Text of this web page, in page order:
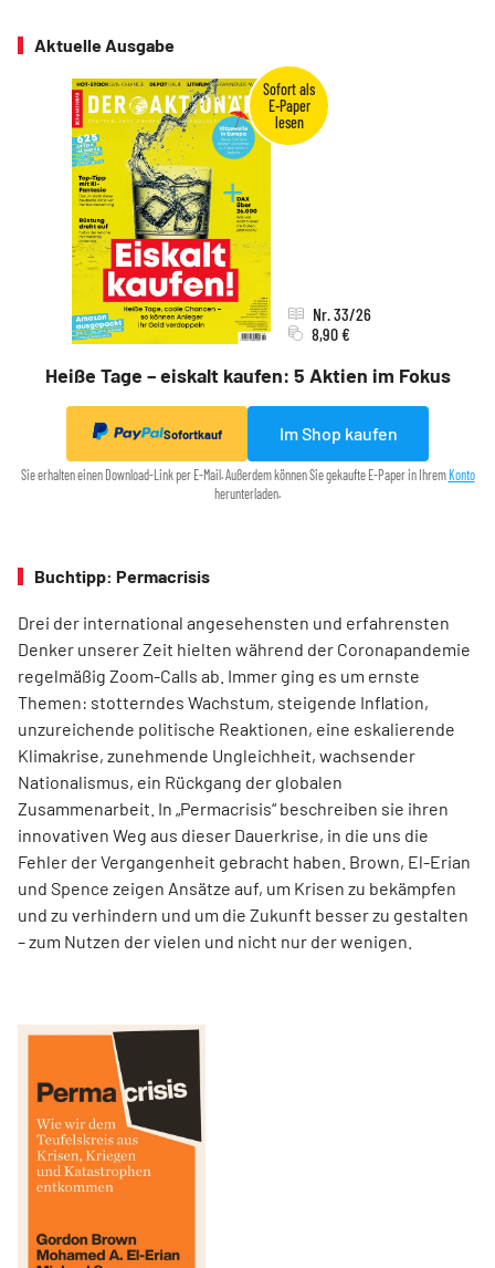
Aktuelle Ausgabe
Heiße Tage – eiskalt kaufen: 5 Aktien im Fokus
Nr. 33/26
8,90 €
Sofortkauf Im Shop kaufen
Sie erhalten einen Download-Link per E-Mail. Außerdem können Sie gekaufte E-Paper in Ihrem Konto
herunterladen.
Buchtipp: Permacrisis
Drei der international angesehensten und erfahrensten
Denker unserer Zeit hielten während der Coronapandemie
regelmäßig Zoom-Calls ab. Immer ging es um ernste
Themen: stotterndes Wachstum, steigende Inflation,
unzureichende politische Reaktionen, eine eskalierende
Klimakrise, zunehmende Ungleichheit, wachsender
Nationalismus, ein Rückgang der globalen
Zusammenarbeit. In „Permacrisis“ beschreiben sie ihren
innovativen Weg aus dieser Dauerkrise, in die uns die
Fehler der Vergangenheit gebracht haben. Brown, El-Erian
und Spence zeigen Ansätze auf, um Krisen zu bekämpfen
und zu verhindern und um die Zukunft besser zu gestalten
– zum Nutzen der vielen und nicht nur der wenigen.